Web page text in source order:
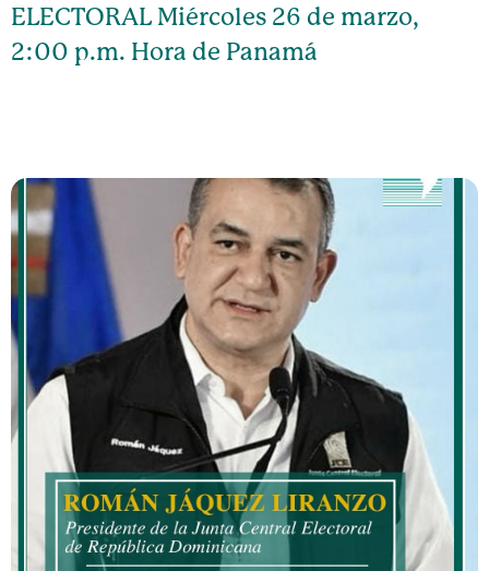
ELECTORAL Miércoles 26 de marzo,
2:00 p.m. Hora de Panamá